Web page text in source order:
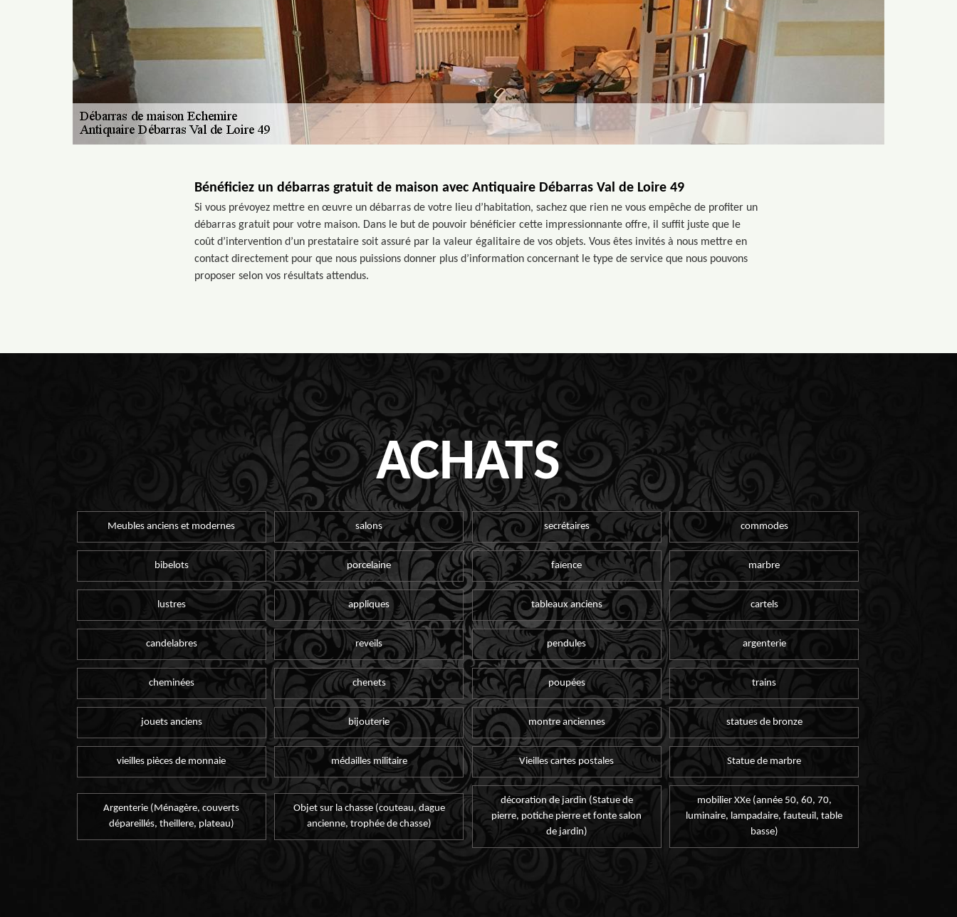
Bénéficiez un débarras gratuit de maison avec Antiquaire Débarras Val de Loire 49
Si vous prévoyez mettre en œuvre un débarras de votre lieu d’habitation, sachez que rien ne vous empêche de profiter un
débarras gratuit pour votre maison. Dans le but de pouvoir bénéficier cette impressionnante offre, il suffit juste que le
coût d’intervention d’un prestataire soit assuré par la valeur égalitaire de vos objets. Vous êtes invités à nous mettre en
contact directement pour que nous puissions donner plus d’information concernant le type de service que nous pouvons
proposer selon vos résultats attendus.
ACHATS
Meubles anciens et modernes salons secrétaires commodes
bibelots porcelaine faïence marbre
lustres appliques tableaux anciens cartels
candelabres reveils pendules argenterie
cheminées chenets poupées trains
jouets anciens bijouterie montre anciennes statues de bronze
vieilles pièces de monnaie médailles militaire Vieilles cartes postales Statue de marbre
Argenterie (Ménagère, couverts
dépareillés, theillere, plateau)
Objet sur la chasse (couteau, dague
ancienne, trophée de chasse)
décoration de jardin (Statue de
pierre, potiche pierre et fonte salon
de jardin)
mobilier XXe (année 50, 60, 70,
luminaire, lampadaire, fauteuil, table
basse)